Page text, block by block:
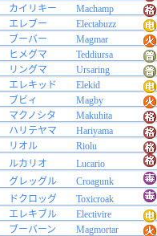
カイリキー
Machamp
エレブー
Electabuzz
ブーバー
Magmar
ヒメグマ
Teddiursa
リングマ
Ursaring
エレキッド
Elekid
ブビィ
Magby
マクノシタ
Makuhita
ハリテヤマ
Hariyama
リオル
Riolu
ルカリオ
Lucario
グレッグル
Croagunk
ドクロッグ
Toxicroak
エレキブル
Electivire
ブーバーン Magmortar